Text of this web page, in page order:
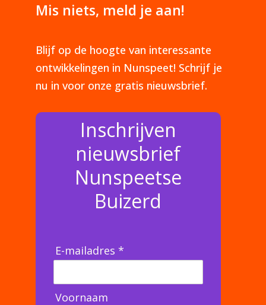
Mis niets, meld je aan!
Blijf op de hoogte van interessante
ontwikkelingen in Nunspeet! Schrijf je
nu in voor onze gratis nieuwsbrief.
Inschrijven
nieuwsbrief
Nunspeetse
Buizerd
E-mailadres *
Voornaam